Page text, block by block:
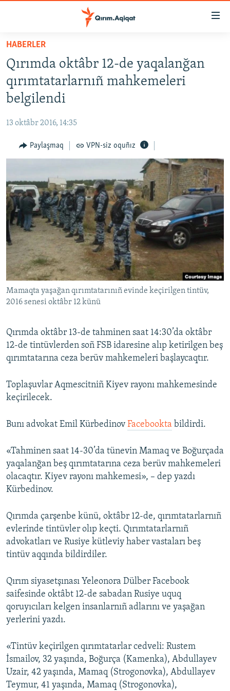
Esas
qaytmaq
Baş
navigatsiyağa
qaytmaq
Qıdıruvğa
HABERLER
SİYASET
İQTİSADİYAT
MEDENİYET
İNSAN AQLARI
SÜRET
BLOGLAR
FİKİR
Русский
Українською
QOŞULIÑIZ!
RFE/RS bütün saytları
HABERLER
Qırımda oktâbr 12-de yaqalanğan
qırımtatarlarnıñ mahkemeleri
belgilendi
13 oktâbr 2016, 14:35
Paylaşmaq VPN-siz oquñız
Mamaqta yaşağan qırımtatarınıñ evinde keçirilgen tintüv,
2016 senesi oktâbr 12 künü
Qırımda oktâbr 13-de tahminen saat 14:30’da oktâbr
12-de tintüvlerden soñ FSB idaresine alıp ketirilgen beş
qırımtatarına ceza berüv mahkemeleri başlaycaqtır.
Toplaşuvlar Aqmescitniñ Kiyev rayonı mahkemesinde
keçirilecek.
Bunı advokat Emil Kürbedinov Facebookta bildirdi.
«Tahminen saat 14-30’da tünevin Mamaq ve Boğurçada
yaqalanğan beş qırımtatarına ceza berüv mahkemeleri
olacaqtır. Kiyev rayonı mahkemesi», – dep yazdı
Kürbedinov.
Qırımda çarşenbe künü, oktâbr 12-de, qırımtatarlarnıñ
evlerinde tintüvler olıp keçti. Qırımtatarlarnıñ
advokatları ve Rusiye kütleviy haber vastaları beş
tintüv aqqında bildirdiler.
Qırım siyasetşınası Yeleonora Dülber Facebook
saifesinde oktâbt 12-de sabadan Rusiye uquq
qoruyıcıları kelgen insanlarnıñ adlarını ve yaşağan
yerlerini yazdı.
«Tintüv keçirilgen qırımtatarlar cedveli: Rustem
İsmailov, 32 yaşında, Boğurça (Kamenka), Abdullayev
Uzair, 42 yaşında, Mamaq (Strogonovka), Abdullayev
Teymur, 41 yaşında, Mamaq (Strogonovka),